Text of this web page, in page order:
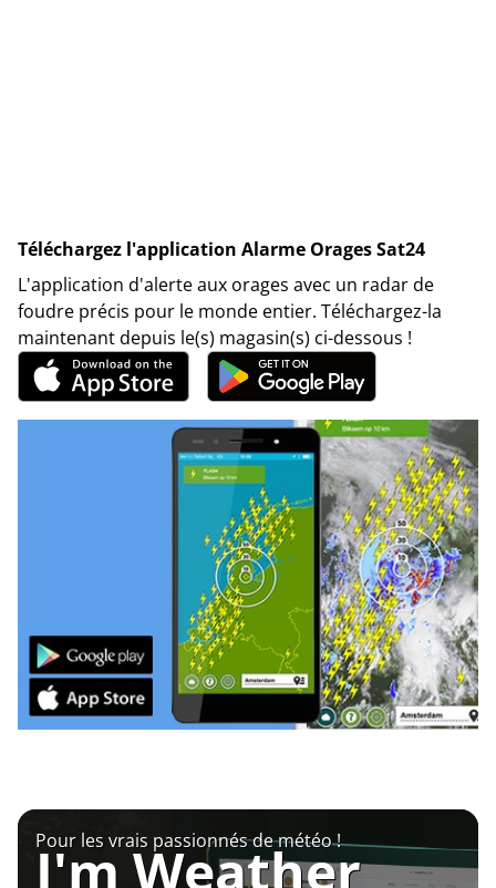
Téléchargez l'application Alarme Orages Sat24
L'application d'alerte aux orages avec un radar de
foudre précis pour le monde entier. Téléchargez-la
maintenant depuis le(s) magasin(s) ci-dessous !
Pour les vrais passionnés de météo !
I'm Weather